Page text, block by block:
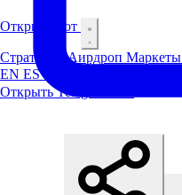
Открыть бот
СтратегииАирдроп Маркеты
EN ES
Открыть Telegram-бот